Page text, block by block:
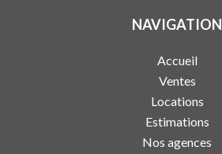
NAVIGATION
Accueil
Ventes
Locations
Estimations
Nos agences